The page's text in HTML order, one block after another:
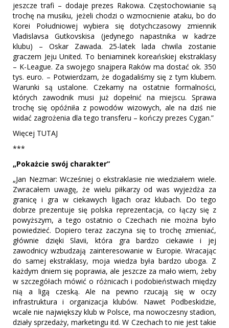
jeszcze trafi – dodaje prezes Rakowa. Częstochowianie są
trochę na musiku, jeżeli chodzi o wzmocnienie ataku, bo do
Korei Południowej wybiera się dotychczasowy zmiennik
Vladislavsa Gutkovskisa (jedynego napastnika w kadrze
klubu) – Oskar Zawada. 25-latek lada chwila zostanie
graczem Jeju United. To beniaminek koreańskiej ekstraklasy
– K-League. Za swojego snajpera Raków ma dostać ok. 350
tys. euro. – Potwierdzam, że dogadaliśmy się z tym klubem.
Warunki są ustalone. Czekamy na ostatnie formalności,
których zawodnik musi już dopełnić na miejscu. Sprawa
trochę się opóźniła z powodów wizowych, ale na dziś nie
widać zagrożenia dla tego transferu – kończy prezes Cygan.”
Więcej TUTAJ
***
„Pokażcie swój charakter”
„Jan Nezmar: Wcześniej o ekstraklasie nie wiedziałem wiele.
Zwracałem uwagę, że wielu piłkarzy od was wyjeżdża za
granicę i gra w ciekawych ligach oraz klubach. Do tego
dobrze prezentuje się polska reprezentacja, co łączy się z
powyższym, a tego ostatnio o Czechach nie można było
powiedzieć. Dopiero teraz zaczyna się to trochę zmieniać,
głównie dzięki Slavii, która gra bardzo ciekawie i jej
zawodnicy wzbudzają zainteresowanie w Europie. Wracając
do samej ekstraklasy, moja wiedza była bardzo uboga. Z
każdym dniem się poprawia, ale jeszcze za mało wiem, żeby
w szczegółach mówić o różnicach i podobieństwach między
nią a ligą czeską. Ale na pewno rzucają się w oczy
infrastruktura i organizacja klubów. Nawet Podbeskidzie,
wcale nie największy klub w Polsce, ma nowoczesny stadion,
działy sprzedaży, marketingu itd. W Czechach to nie jest takie